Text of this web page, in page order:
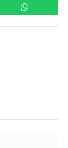
WhatsApp